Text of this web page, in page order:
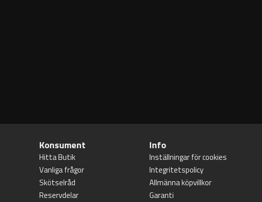
Konsument
Hitta Butik
Vanliga frågor
Skötselråd
Reservdelar
Info
Inställningar för cookies
Integritetspolicy
Allmänna köpvillkor
Garanti